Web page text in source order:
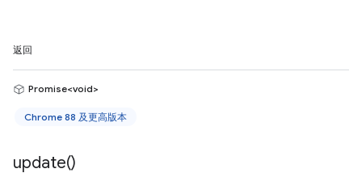
返回
Promise<void>
Chrome 88 及更高版本
update()